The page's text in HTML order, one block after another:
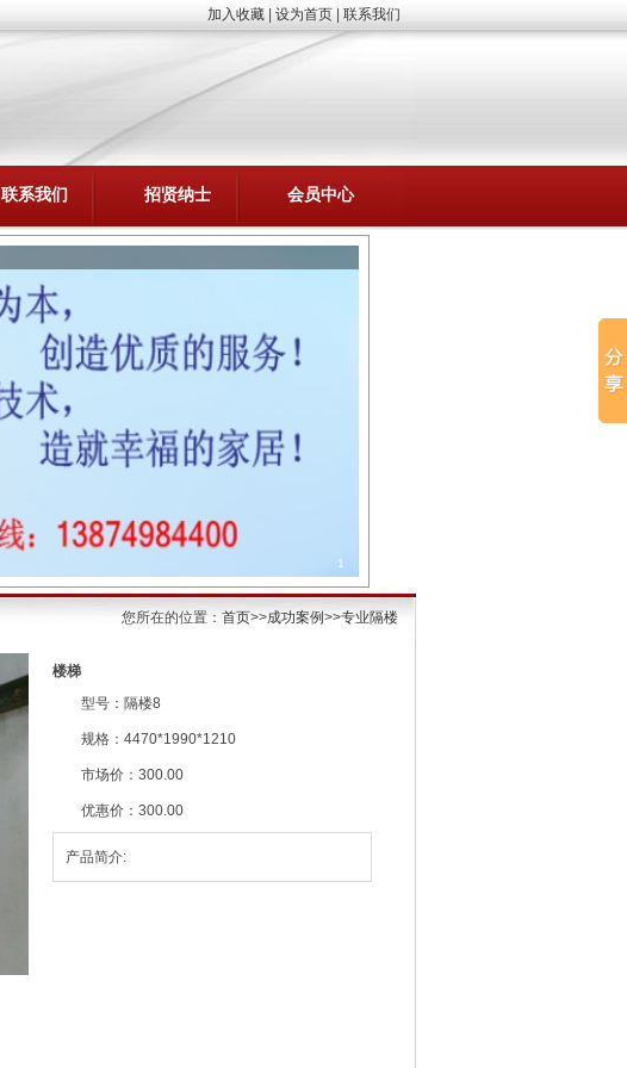
加入收藏| 设为首页| 联系我们
联系我们 招贤纳士 会员中心
1
您所在的位置： 首页>>成功案例>>专业隔楼
楼梯
型号：隔楼8
规格：4470*1990*1210
市场价：300.00
优惠价：300.00
产品简介: